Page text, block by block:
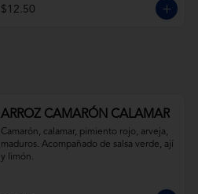
$12.50
ARROZ CAMARÓN CALAMAR
Camarón, calamar, pimiento rojo, arveja,
maduros. Acompañado de salsa verde, ají
y limón.